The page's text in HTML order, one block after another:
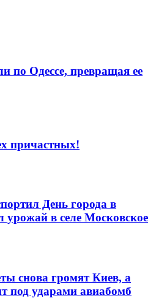
по Одессе, превращая ее
причастных!
День города в
в селе Московское
снова громят Киев, а
под ударами авиабомб